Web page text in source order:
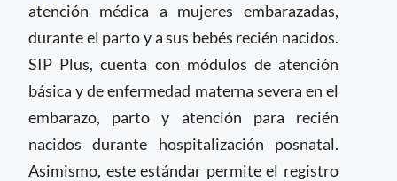
atención médica a mujeres embarazadas,
durante el parto y a sus bebés recién nacidos.
SIP Plus, cuenta con módulos de atención
básica y de enfermedad materna severa en el
embarazo, parto y atención para recién
nacidos durante hospitalización posnatal.
Asimismo, este estándar permite el registro